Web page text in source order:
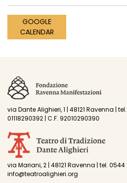
GOOGLE
CALENDAR
via Dante Alighieri, 1 | 48121 Ravenna | tel.
01118290392 | C.F. 92010290390
via Mariani, 2 | 48121 Ravenna | tel.
info@teatroalighieri.org